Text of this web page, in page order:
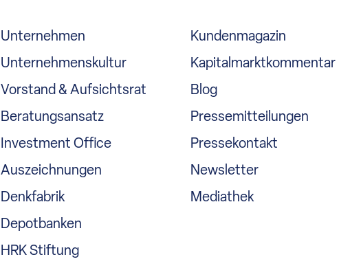
Unternehmen
Unternehmenskultur
Vorstand & Aufsichtsrat
Beratungsansatz
Investment Office
Auszeichnungen
Denkfabrik
Depotbanken
HRK Stiftung
Kundenmagazin
Kapitalmarktkommentar
Blog
Pressemitteilungen
Pressekontakt
Newsletter
Mediathek